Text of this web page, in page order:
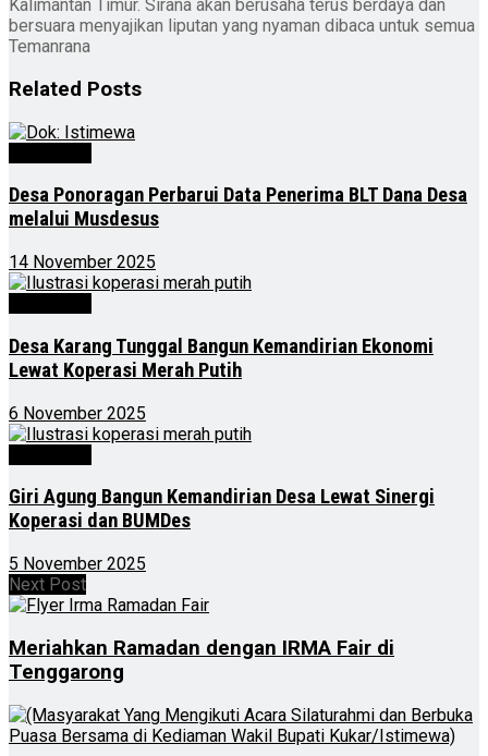
Kalimantan Timur. Sirana akan berusaha terus berdaya dan
bersuara menyajikan liputan yang nyaman dibaca untuk semua
Temanrana
Related Posts
Desa Ponoragan Perbarui Data Penerima BLT Dana Desa
melalui Musdesus
14 November 2025
Desa Karang Tunggal Bangun Kemandirian Ekonomi
Lewat Koperasi Merah Putih
6 November 2025
Giri Agung Bangun Kemandirian Desa Lewat Sinergi
Koperasi dan BUMDes
5 November 2025
Next Post
Meriahkan Ramadan dengan IRMA Fair di
Tenggarong